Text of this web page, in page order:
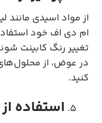
از مواد اسیدی مانند
ام دی اف خود
تغییر رنگ کابینت
در عوض، از
کنید.
استفاده